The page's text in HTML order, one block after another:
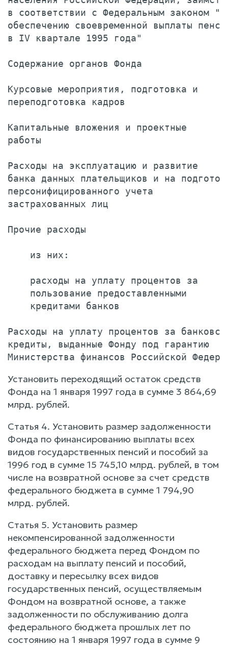
в соответствии с Федеральным законом
обеспечению своевременной выплаты
в IV квартале 1995 года"
Содержание органов Фонда
Курсовые мероприятия, подготовка и
переподготовка кадров
Капитальные вложения и проектные
работы
Расходы на эксплуатацию и развитие
банка данных плательщиков и на
персонифицированного учета
застрахованных лиц
Прочие расходы
    из них:
    расходы на уплату процентов за
    пользование предоставленными
кредитами банков
Расходы на уплату процентов за
кредиты, выданные Фонду под гарантию
Установить переходящий остаток средств
Фонда на 1 января 1997 года в сумме 3 864,69
млрд. рублей.
Статья 4. Установить размер задолженности
Фонда по финансированию выплаты всех
видов государственных пенсий и пособий за
1996 год в сумме 15 745,10 млрд. рублей, в том
числе на возвратной основе за счет средств
федерального бюджета в сумме 1 794,90
млрд. рублей.
Статья 5. Установить размер
некомпенсированной задолженности
федерального бюджета перед Фондом по
расходам на выплату пенсий и пособий,
доставку и пересылку всех видов
государственных пенсий, осуществляемым
Фондом на возвратной основе, а также
задолженности по обслуживанию долга
федерального бюджета прошлых лет по
состоянию на 1 января 1997 года в сумме 9